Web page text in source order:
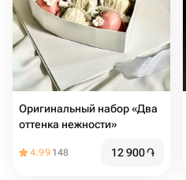
Оригинальный набор «Два
оттенка нежности»
4.99 148 12 900֏